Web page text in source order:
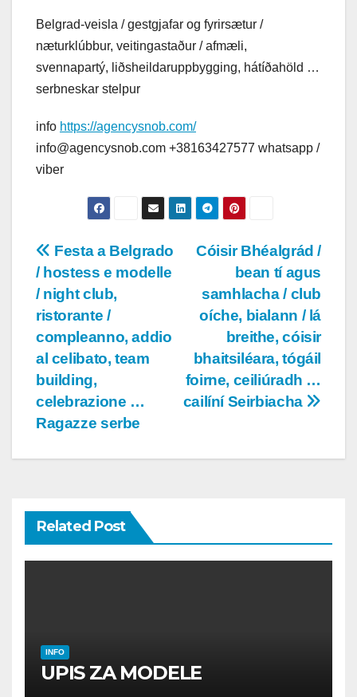
Belgrad-veisla / gestgjafar og fyrirsætur /
næturklúbbur, veitingastaður / afmæli,
svennapartý, liðsheildaruppbygging, hátíðahöld …
serbneskar stelpur
info https://agencysnob.com/
info@agencysnob.com +38163427577 whatsapp /
viber
Post
navigation
Cóisir Bhéalgrád /
bean tí agus
samhlacha / club
oíche, bialann / lá
breithe, cóisir
bhaitsiléara, tógáil
foirne, ceiliúradh …
cailíní Seirbiacha
Festa a Belgrado
/ hostess e modelle
/ night club,
ristorante /
compleanno, addio
al celibato, team
building,
celebrazione …
Ragazze serbe
Related Post
INFO
UPIS ZA MODELE